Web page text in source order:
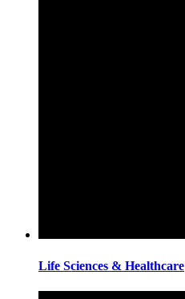
Life Sciences & Healthcare